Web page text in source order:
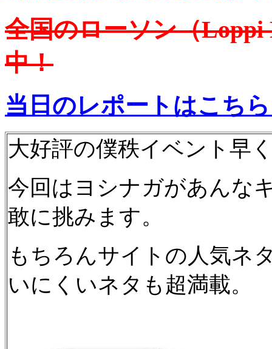
全国のローソン（
中！
当日のレポートはこち
大好評の僕秩イベント早
今回はヨシナガがあんな
敢に挑みます。
もちろんサイトの人気ネ
いにくいネタも超満載。